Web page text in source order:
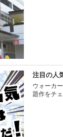
注目の人
ウォーカ
題作をチ